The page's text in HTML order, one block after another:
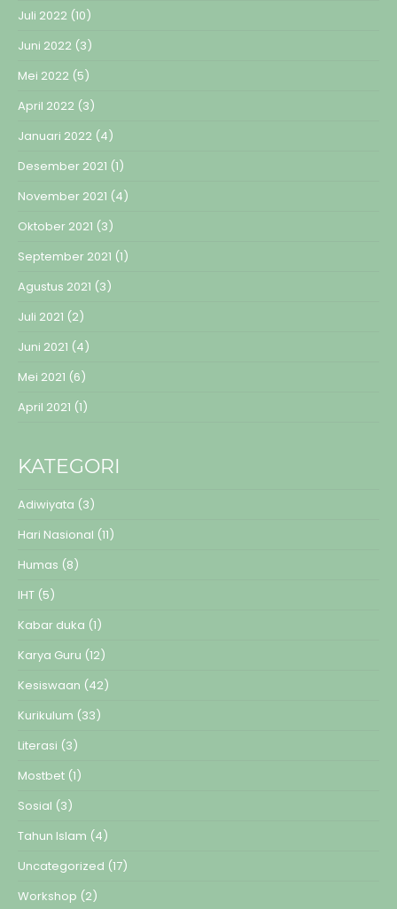
Juli 2022 (10)
Juni 2022 (3)
Mei 2022 (5)
April 2022 (3)
Januari 2022 (4)
Desember 2021 (1)
November 2021 (4)
Oktober 2021 (3)
September 2021 (1)
Agustus 2021 (3)
Juli 2021 (2)
Juni 2021 (4)
Mei 2021 (6)
April 2021 (1)
KATEGORI
Adiwiyata (3)
Hari Nasional (11)
Humas (8)
IHT (5)
Kabar duka (1)
Karya Guru (12)
Kesiswaan (42)
Kurikulum (33)
Literasi (3)
Mostbet (1)
Sosial (3)
Tahun Islam (4)
Uncategorized (17)
Workshop (2)